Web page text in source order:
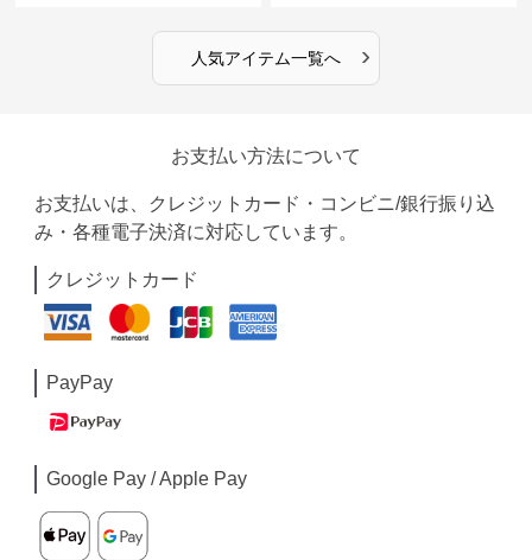
人気アイテム一覧へ ›
お支払い方法について
お支払いは、クレジットカード・コンビニ/銀行振り込
み・各種電子決済に対応しています。
クレジットカード
PayPay
Google Pay / Apple Pay